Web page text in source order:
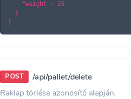
    "weight": 25
  }
}
POST
/api/pallet/delete
Raklap törlése azonosító alapján.